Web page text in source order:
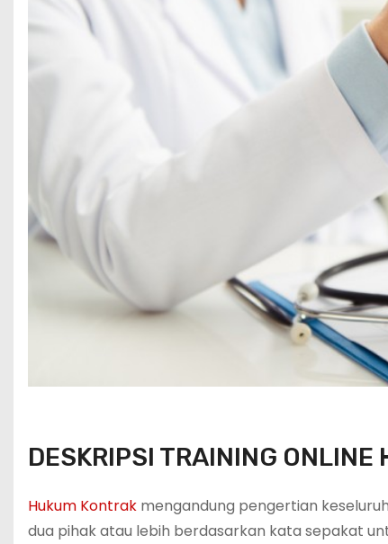
DESKRIPSI TRAINING ONLINE
Hukum Kontrak mengandung pengertian
dua pihak atau lebih berdasarkan kata sepakat